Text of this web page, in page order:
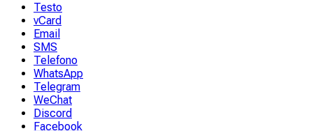
Testo
vCard
Email
SMS
Telefono
WhatsApp
Telegram
WeChat
Discord
Facebook